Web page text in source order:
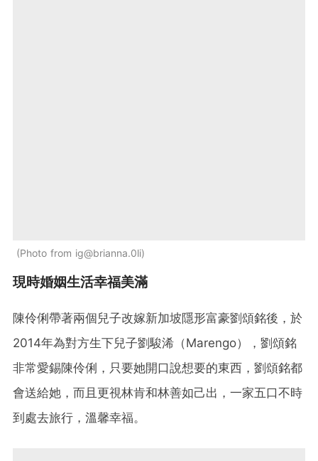
Photo from ig@brianna.0li
現時婚姻生活幸福美滿
陳伶俐帶著兩個兒子改嫁新加坡隱形富豪劉頌銘後，於
2014年為對方生下兒子劉駿浠（Marengo），劉頌銘
非常愛錫陳伶俐，只要她開口說想要的東西，劉頌銘都
會送給她，而且更視林肯和林善如己出，一家五口不時
到處去旅行，溫馨幸福。